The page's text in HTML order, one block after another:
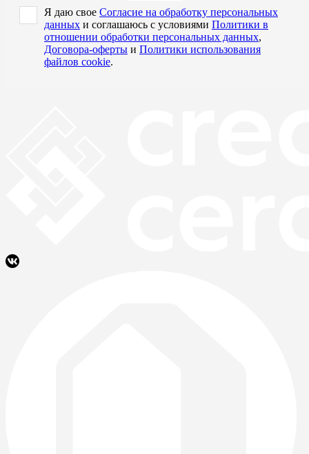
Я даю свое Согласие на обработку персональных
данных и соглашаюсь с условиями Политики в
отношении обработки персональных данных,
Договора-оферты и Политики использования
файлов cookie.